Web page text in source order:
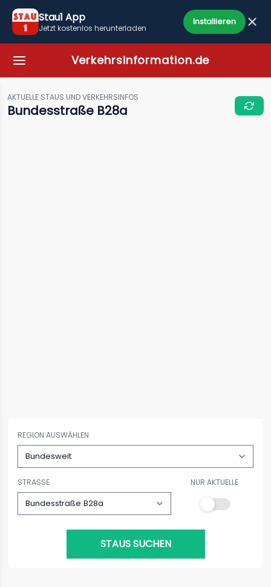
Stau1 App
Jetzt kostenlos herunterladen
Installieren
Verkehrsinformation.de
AKTUELLE STAUS UND VERKEHRSINFOS
Bundesstraße B28a
REGION AUSWÄHLEN
STRASSE NUR AKTUELLE
STAUS SUCHEN